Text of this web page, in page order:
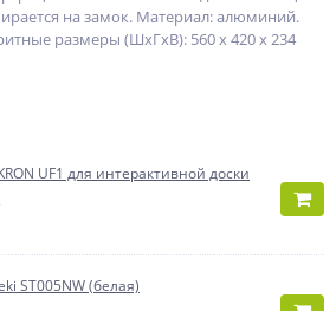
на замок. Материал: алюминий.
размеры (ШxГxВ): 560 x 420 x 234
UF1 для интерактивной доски
ST005NW (белая)